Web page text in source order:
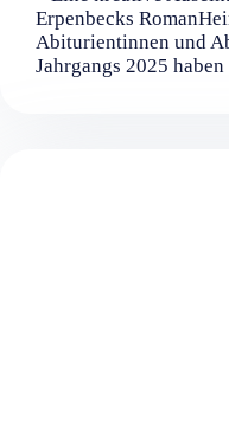
Erpenbecks
Abiturientinnen und
Jahrgangs 2025